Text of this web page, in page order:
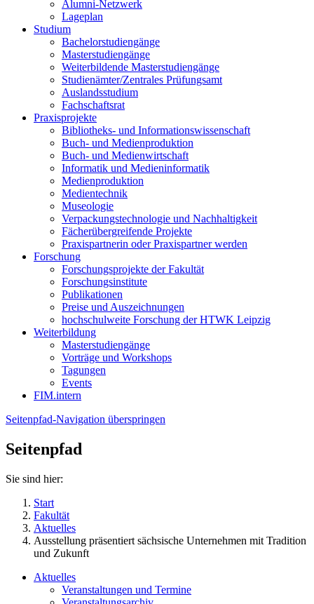
Alumni-Netzwerk
Lageplan
Studium
Bachelorstudiengänge
Masterstudiengänge
Weiterbildende Masterstudiengänge
Studienämter/Zentrales Prüfungsamt
Auslandsstudium
Fachschaftsrat
Praxisprojekte
Bibliotheks- und Informationswissenschaft
Buch- und Medienproduktion
Buch- und Medienwirtschaft
Informatik und Medieninformatik
Medienproduktion
Medientechnik
Museologie
Verpackungstechnologie und Nachhaltigkeit
Fächerübergreifende Projekte
Praxispartnerin oder Praxispartner werden
Forschung
Forschungsprojekte der Fakultät
Forschungsinstitute
Publikationen
Preise und Auszeichnungen
hochschulweite Forschung der HTWK Leipzig
Weiterbildung
Masterstudiengänge
Vorträge und Workshops
Tagungen
Events
FIM.intern
Seitenpfad-Navigation überspringen
Seitenpfad
Sie sind hier:
Start
Fakultät
Aktuelles
Ausstellung präsentiert sächsische Unternehmen mit Tradition
und Zukunft
Aktuelles
Veranstaltungen und Termine